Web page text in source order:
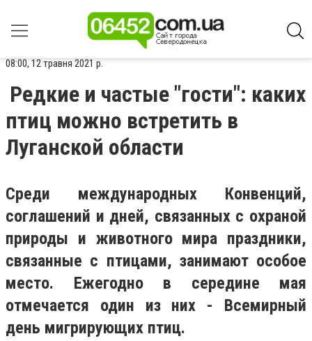
08:00, 12 травня 2021 р.
Редкие и частые "гости": каких
птиц можно встретить в
Луганской области
Среди международных Конвенций,
соглашений и дней, связанных с охраной
природы и животного мира праздники,
связанные с птицами, занимают особое
место. Ежегодно в середине мая
отмечается один из них - Всемирный
день мигрирующих птиц.